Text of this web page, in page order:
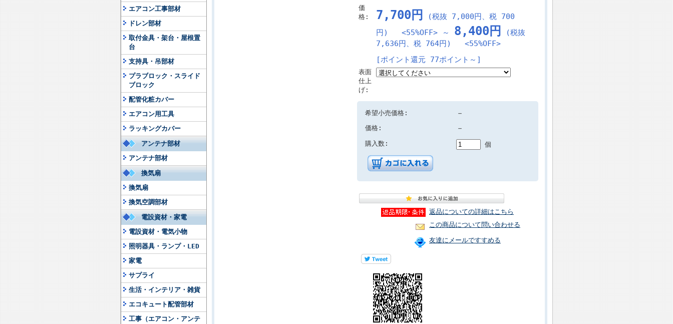
エアコン工事部材
ドレン部材
取付金具・架台・屋根置
台
支持具・吊部材
プラブロック・スライド
ブロック
配管化粧カバー
エアコン用工具
ラッキングカバー
アンテナ部材
アンテナ部材
換気扇
換気扇
換気空調部材
電設資材・家電
電設資材・電気小物
照明器具・ランプ・LED
家電
サプライ
生活・インテリア・雑貨
エコキュート配管部材
工事（エアコン・アンテ
価
格:
7,700円
(税抜 7,000円、税 700
円) <55%OFF>
～ 8,400円
(税抜
7,636円、税 764円) <55%OFF>
[ポイント還元 77ポイント～]
表面
仕上
げ:
希望小売価格: －
価格: －
購入数: 個
返品についての詳細はこちら
この商品について問い合わせる
友達にメールですすめる